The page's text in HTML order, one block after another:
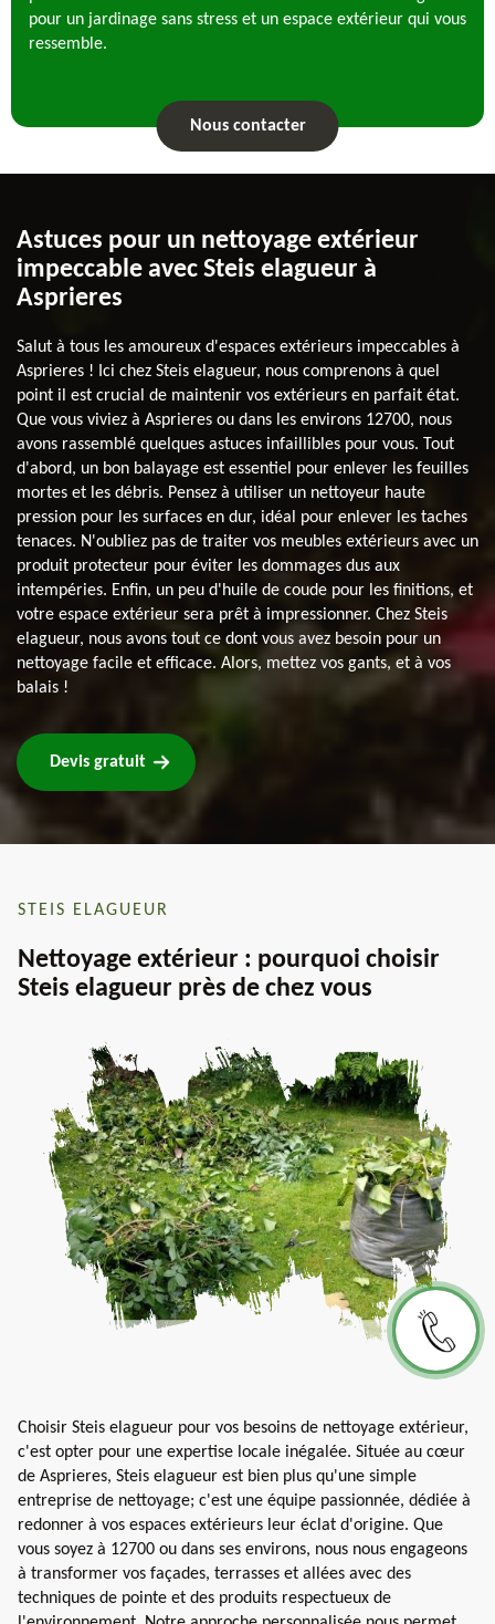
pour un jardinage sans stress et un espace extérieur qui vous
ressemble.
Nous contacter
Astuces pour un nettoyage extérieur
impeccable avec Steis elagueur à
Asprieres
Salut à tous les amoureux d'espaces extérieurs impeccables à
Asprieres ! Ici chez Steis elagueur, nous comprenons à quel
point il est crucial de maintenir vos extérieurs en parfait état.
Que vous viviez à Asprieres ou dans les environs 12700, nous
avons rassemblé quelques astuces infaillibles pour vous. Tout
d'abord, un bon balayage est essentiel pour enlever les feuilles
mortes et les débris. Pensez à utiliser un nettoyeur haute
pression pour les surfaces en dur, idéal pour enlever les taches
tenaces. N'oubliez pas de traiter vos meubles extérieurs avec un
produit protecteur pour éviter les dommages dus aux
intempéries. Enfin, un peu d'huile de coude pour les finitions, et
votre espace extérieur sera prêt à impressionner. Chez Steis
elagueur, nous avons tout ce dont vous avez besoin pour un
nettoyage facile et efficace. Alors, mettez vos gants, et à vos
balais !
Devis gratuit
STEIS ELAGUEUR
Nettoyage extérieur : pourquoi choisir
Steis elagueur près de chez vous
Choisir Steis elagueur pour vos besoins de nettoyage extérieur,
c'est opter pour une expertise locale inégalée. Située au cœur
de Asprieres, Steis elagueur est bien plus qu'une simple
entreprise de nettoyage; c'est une équipe passionnée, dédiée à
redonner à vos espaces extérieurs leur éclat d'origine. Que
vous soyez à 12700 ou dans ses environs, nous nous engageons
à transformer vos façades, terrasses et allées avec des
techniques de pointe et des produits respectueux de